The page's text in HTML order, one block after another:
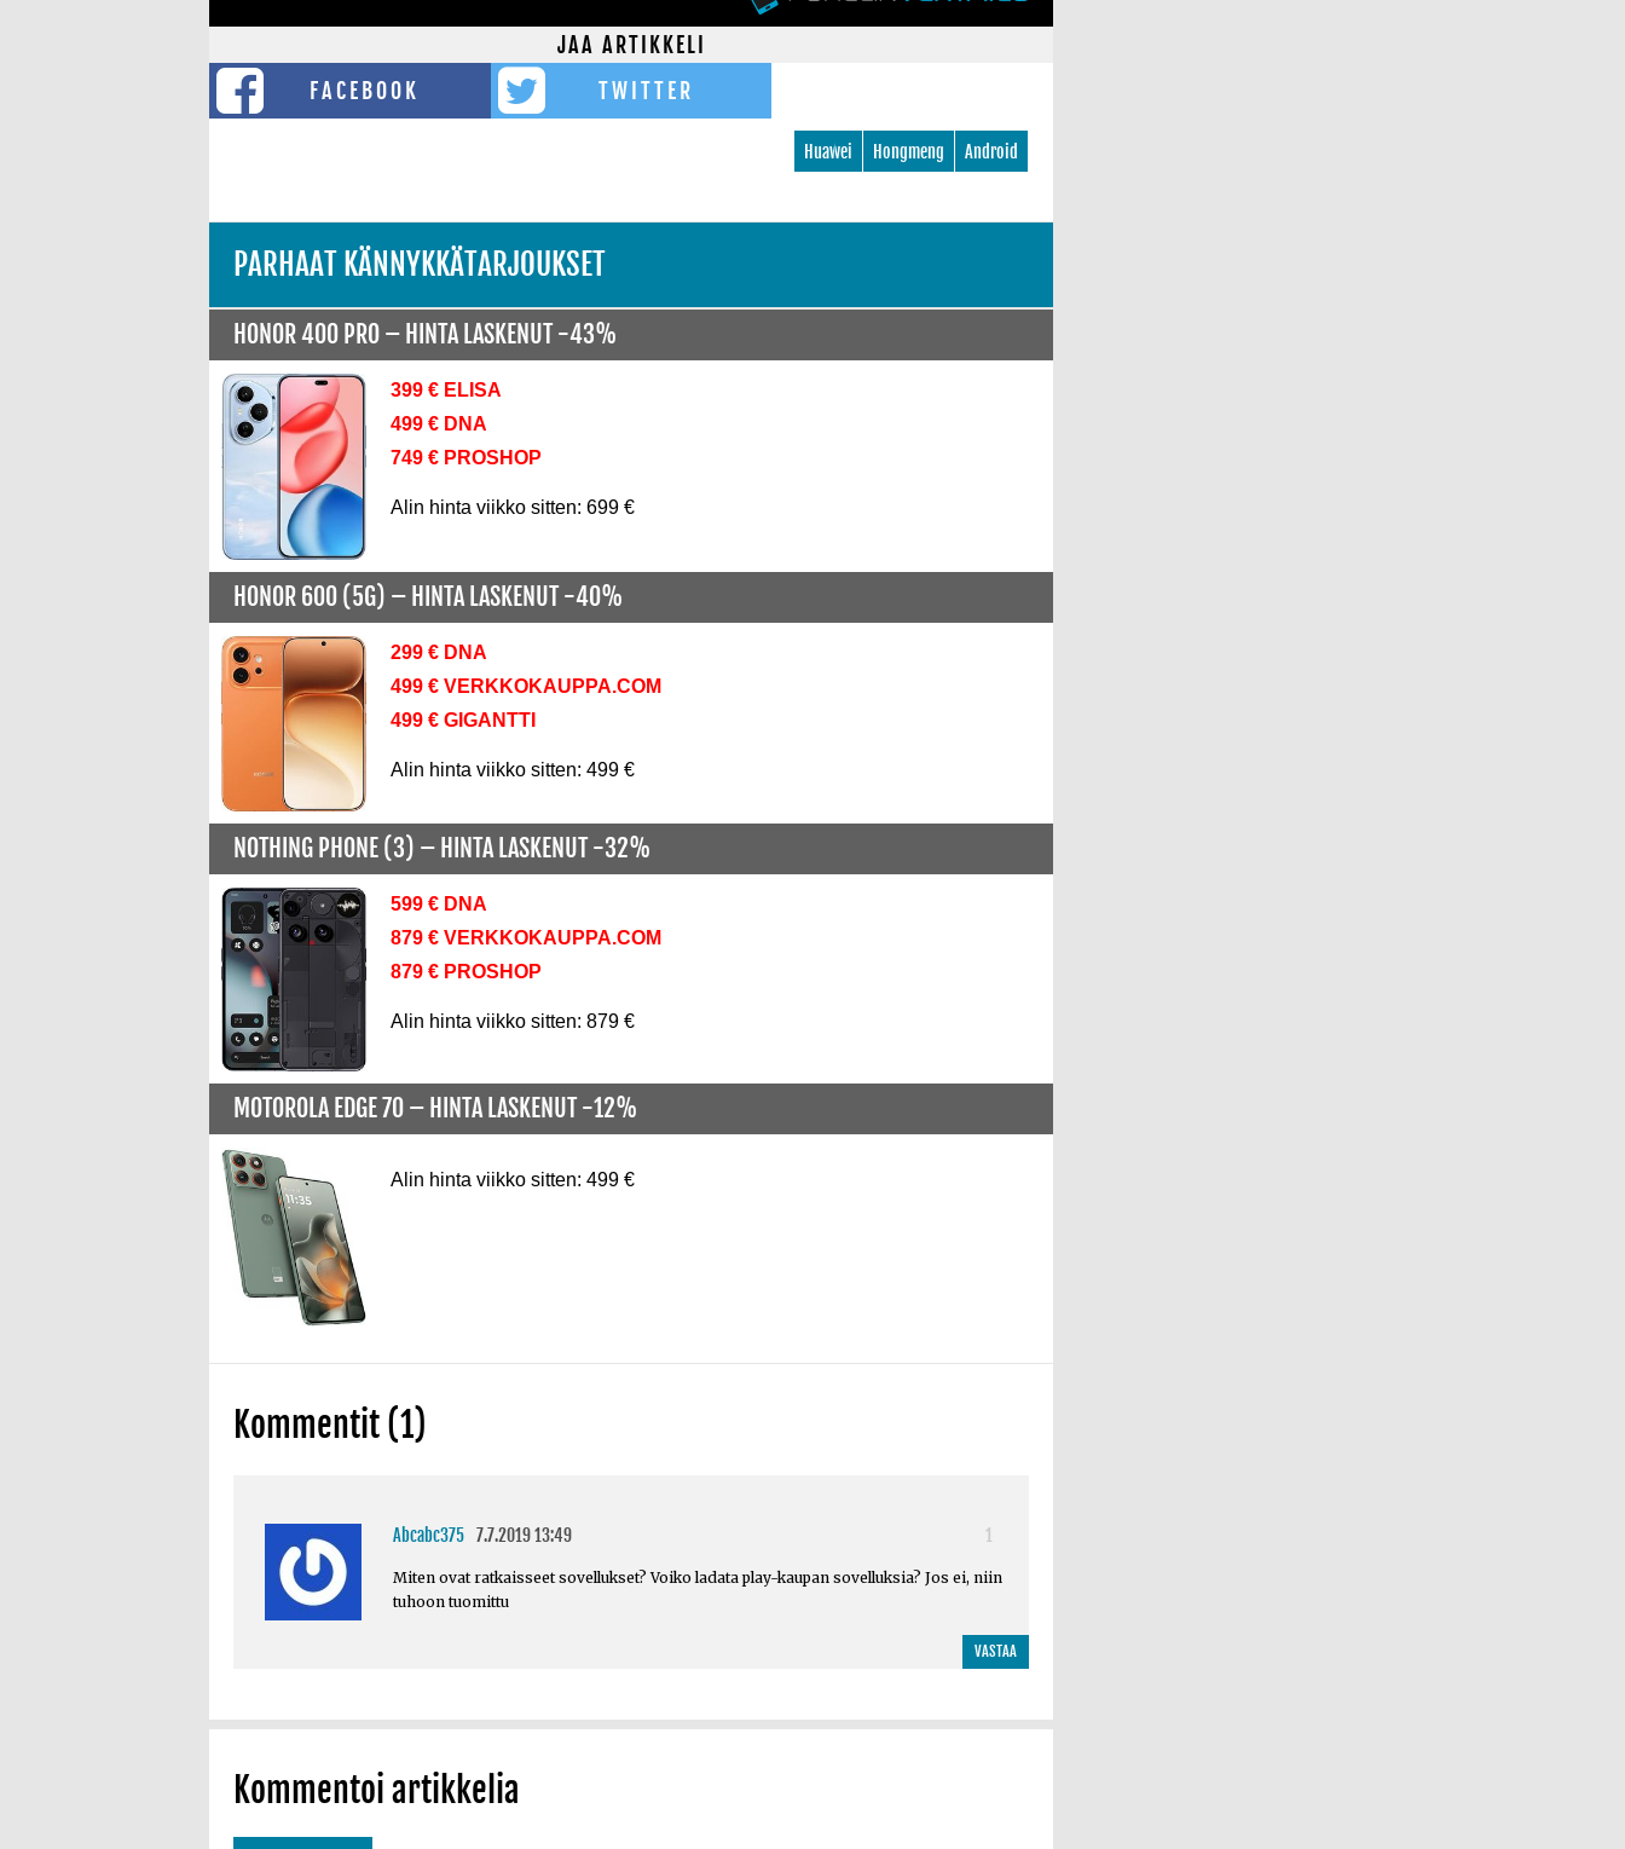
JAA ARTIKKELI
FACEBOOK
TWITTER
Android
Hongmeng
Huawei
PARHAAT KÄNNYKKÄTARJOUKSET
HONOR 400 PRO – HINTA LASKENUT -43%
399 € ELISA
499 € DNA
749 € PROSHOP
Alin hinta viikko sitten: 699 €
HONOR 600 (5G) – HINTA LASKENUT -40%
299 € DNA
499 € VERKKOKAUPPA.COM
499 € GIGANTTI
Alin hinta viikko sitten: 499 €
NOTHING PHONE (3) – HINTA LASKENUT -32%
599 € DNA
879 € VERKKOKAUPPA.COM
879 € PROSHOP
Alin hinta viikko sitten: 879 €
MOTOROLA EDGE 70 – HINTA LASKENUT -12%
Alin hinta viikko sitten: 499 €
Kommentit (1)
Abcabc375 7.7.2019 13:49 1
Miten ovat ratkaisseet sovellukset? Voiko ladata play-kaupan sovelluksia? Jos ei, niin
tuhoon tuomittu
VASTAA
Kommentoi artikkelia